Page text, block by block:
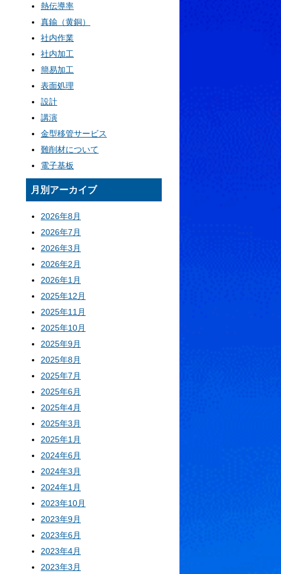
熱伝導率
真鍮（黄銅）
社内作業
社内加工
簡易加工
表面処理
設計
講演
金型移管サービス
難削材について
電子基板
月別アーカイブ
2026年8月
2026年7月
2026年3月
2026年2月
2026年1月
2025年12月
2025年11月
2025年10月
2025年9月
2025年8月
2025年7月
2025年6月
2025年4月
2025年3月
2025年1月
2024年6月
2024年3月
2024年1月
2023年10月
2023年9月
2023年6月
2023年4月
2023年3月